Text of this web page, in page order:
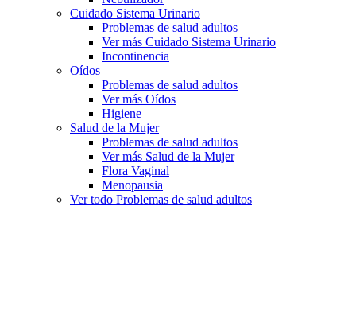
Cuidado Sistema Urinario
Problemas de salud adultos
Ver más Cuidado Sistema Urinario
Incontinencia
Oídos
Problemas de salud adultos
Ver más Oídos
Higiene
Salud de la Mujer
Problemas de salud adultos
Ver más Salud de la Mujer
Flora Vaginal
Menopausia
Ver todo Problemas de salud adultos